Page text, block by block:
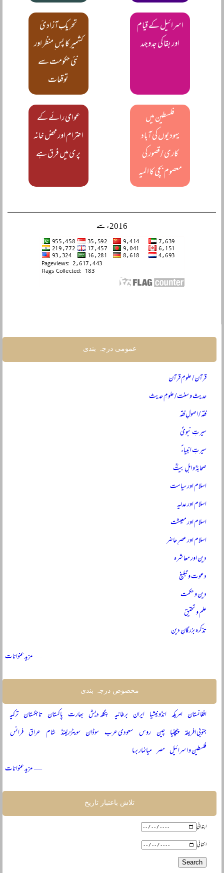
اسرائیل کے قیام
اور بقا کی جدوجہد
تحریکِ آزادیٔ
کشمیر کا پس ِ منظر اور
نئی حکومت سے
توقعات
فلسطین میں
یہودیوں کی آباد
کاری / قصور کی
معصوم بچی کا المیہ
عوامی رائے کے
احترام اور محض خانہ
پری میں فرق ہے
2016ء سے
عمومی درجہ بندی
قرآن / علومِ قرآن
حدیث و سنت / علومِ حدیث
فقہ / اصولِ فقہ
سیرتِ نبویؐ
سیرتِ انبیاءؑ
صحابہؓ و اہلِ بیتؓ
اسلام اور سیاست
اسلام اور عدلیہ
اسلام اور معیشت
اسلام اور عصرِ حاضر
دین اور معاشرہ
دعوت و تبلیغ
دین و حکمت
علم و تحقیق
تذکرہ بزرگانِ دین
— مزید عنوانات
مخصوص درجہ بندی
افغانستان امریکہ انڈونیشیا ایران برطانیہ بنگلہ دیش بھارت پاکستان تاجکستان ترکیہ
جنوبی افریقہ چیچنیا چین روس سعودی عرب سوڈان سویٹزرلینڈ شام عراق فرانس
فلسطین و اسرائیل مصر میانمار برما
— مزید عنوانات
تلاش باعتبار تاریخ
ابتدائی
انتہائی